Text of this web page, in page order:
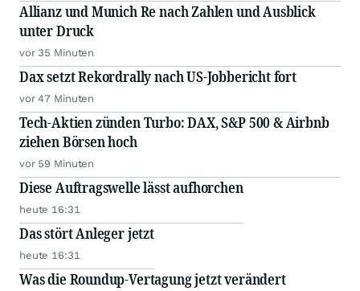
Allianz und Munich Re nach Zahlen und Ausblick
unter Druck
vor 35 Minuten
Dax setzt Rekordrally nach US-Jobbericht fort
vor 47 Minuten
Tech-Aktien zünden Turbo: DAX, S&P 500 & Airbnb
ziehen Börsen hoch
vor 59 Minuten
Diese Auftragswelle lässt aufhorchen
heute 16:31
Das stört Anleger jetzt
heute 16:31
Was die Roundup-Vertagung jetzt verändert